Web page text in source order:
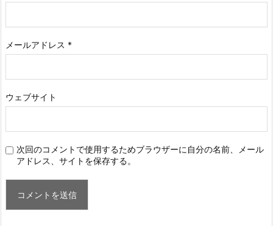
メールアドレス *
ウェブサイト
次回のコメントで使用するためブラウザーに自分の名前、メール
アドレス、サイトを保存する。